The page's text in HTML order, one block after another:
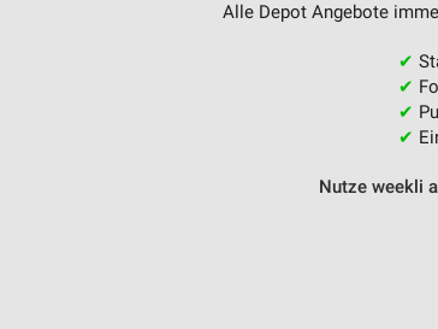
Alle Depot Angebote
✔
✔
✔
✔
Nutze weekli
Geräte anhand von aktiv angeforderten